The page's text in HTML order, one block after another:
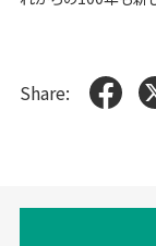
Share: